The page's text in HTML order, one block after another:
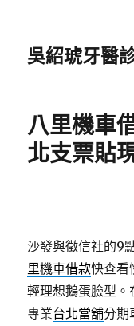
吳紹琥牙醫
八里機車
北支票貼
沙發與徵信社的9
里機車借款快查看
輕理想鵝蛋臉型
專業台北當舖分期